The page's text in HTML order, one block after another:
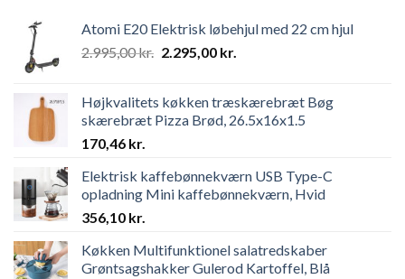
Atomi E20 Elektrisk løbehjul med 22 cm hjul
2.995,00kr. Original
2.995,00 kr..
2.295,00 kr.
2.295,00 kr..
Højkvalitets køkken træskærebræt Bøg
skærebræt Pizza Brød, 26.5x16x1.5
170,46 kr.
Elektrisk kaffebønnekværn USB Type-C
opladning Mini kaffebønnekværn, Hvid
356,10 kr.
Køkken Multifunktionel salatredskaber
Grøntsagshakker Gulerod Kartoffel, Blå